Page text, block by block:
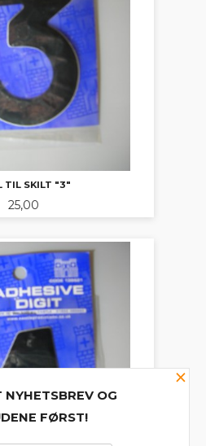
TIL SKILT "3"
Pris
25,00
×
NYHETSBREV OG
FØRST!